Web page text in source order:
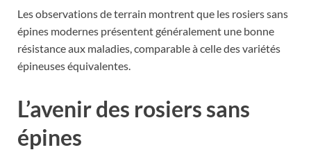
Les observations de terrain montrent que les rosiers sans
épines modernes présentent généralement une bonne
résistance aux maladies, comparable à celle des variétés
épineuses équivalentes.
L’avenir des rosiers sans
épines